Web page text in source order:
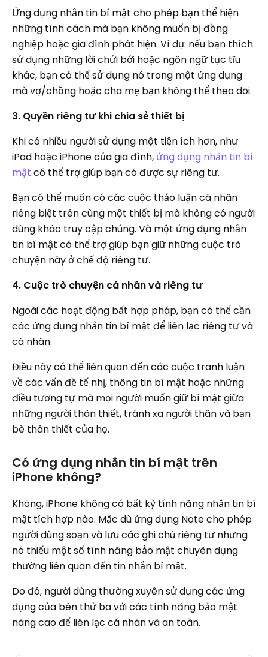
Ứng dụng nhắn tin bí mật cho phép bạn thể hiện
những tính cách mà bạn không muốn bị đồng
nghiệp hoặc gia đình phát hiện. Ví dụ: nếu bạn thích
sử dụng những lời chửi bới hoặc ngôn ngữ tục tĩu
khác, bạn có thể sử dụng nó trong một ứng dụng
mà vợ/chồng hoặc cha mẹ bạn không thể theo dõi.
3. Quyền riêng tư khi chia sẻ thiết bị
Khi có nhiều người sử dụng một tiện ích hơn, như
iPad hoặc iPhone của gia đình, ứng dụng nhắn tin bí
mật có thể trợ giúp bạn có được sự riêng tư.
Bạn có thể muốn có các cuộc thảo luận cá nhân
riêng biệt trên cùng một thiết bị mà không có người
dùng khác truy cập chúng. Và một ứng dụng nhắn
tin bí mật có thể trợ giúp bạn giữ những cuộc trò
chuyện này ở chế độ riêng tư.
4. Cuộc trò chuyện cá nhân và riêng tư
Ngoài các hoạt động bất hợp pháp, bạn có thể cần
các ứng dụng nhắn tin bí mật để liên lạc riêng tư và
cá nhân.
Điều này có thể liên quan đến các cuộc tranh luận
về các vấn đề tế nhị, thông tin bí mật hoặc những
điều tương tự mà mọi người muốn giữ bí mật giữa
những người thân thiết, tránh xa người thân và bạn
bè thân thiết của họ.
Có ứng dụng nhắn tin bí mật trên
iPhone không?
Không, iPhone không có bất kỳ tính năng nhắn tin bí
mật tích hợp nào. Mặc dù ứng dụng Note cho phép
người dùng soạn và lưu các ghi chú riêng tư nhưng
nó thiếu một số tính năng bảo mật chuyên dụng
thường liên quan đến tin nhắn bí mật.
Do đó, người dùng thường xuyên sử dụng các ứng
dụng của bên thứ ba với các tính năng bảo mật
nâng cao để liên lạc cá nhân và an toàn.